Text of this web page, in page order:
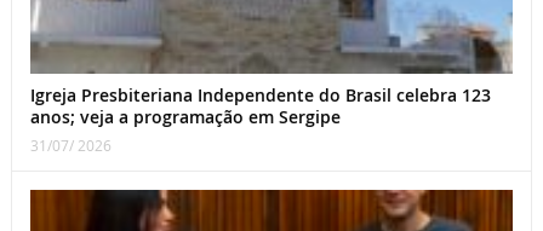
Igreja Presbiteriana Independente do Brasil celebra 123
anos; veja a programação em Sergipe
31/07/ 2026